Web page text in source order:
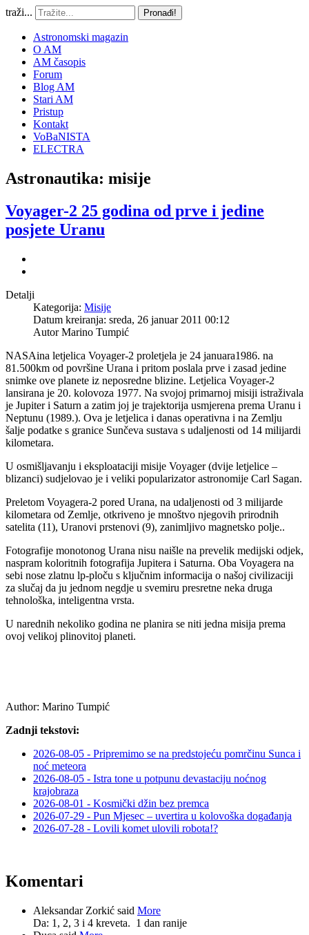
traži... Pronađi!
Astronomski magazin
O AM
AM časopis
Forum
Blog AM
Stari AM
Pristup
Kontakt
VoBaNISTA
ELECTRA
Astronautika: misije
Voyager-2 25 godina od prve i jedine
posjete Uranu
Detalji
Kategorija: Misije
Datum kreiranja: sreda, 26 januar 2011 00:12
AutorMarino Tumpić
NASAina letjelica Voyager-2 proletjela je 24 januara1986. na
81.500km od površine Urana i pritom poslala prve i zasad jedine
snimke ove planete iz neposredne blizine. Letjelica Voyager-2
lansirana je 20. kolovoza 1977. Na svojoj primarnoj misiji istraživala
je Jupiter i Saturn a zatim joj je trajektorija usmjerena prema Uranu i
Neptunu (1989.). Ova je letjelica i danas operativna i na Zemlju
šalje podatke s granice Sunčeva sustava s udaljenosti od 14 milijardi
kilometara.
U osmišljavanju i eksploataciji misije Voyager (dvije letjelice –
blizanci) sudjelovao je i veliki popularizator astronomije Carl Sagan.
Preletom Voyagera-2 pored Urana, na udaljenosti od 3 milijarde
kilometara od Zemlje, otkriveno je mnoštvo njegovih prirodnih
satelita (11), Uranovi prstenovi (9), zanimljivo magnetsko polje..
Fotografije monotonog Urana nisu naišle na prevelik medijski odjek,
naspram koloritnih fotografija Jupitera i Saturna. Oba Voyagera na
sebi nose zlatnu lp-ploču s ključnim informacija o našoj civilizaciji
za slučaj da ju jednom negdje u svemiru presretne neka druga
tehnološka, inteligentna vrsta.
U narednih nekoliko godina ne planira se niti jedna misija prema
ovoj velikoj plinovitoj planeti.
Author: Marino Tumpić
Zadnji tekstovi:
2026-08-05 - Pripremimo se na predstojeću pomrčinu Sunca i
noć meteora
2026-08-05 - Istra tone u potpunu devastaciju noćnog
krajobraza
2026-08-01 - Kosmički džin bez premca
2026-07-29 - Pun Mjesec – uvertira u kolovoška događanja
2026-07-28 - Lovili komet ulovili robota!?
Komentari
Aleksandar Zorkić said More
Da: 1, 2, 3 i 4 kreveta. 1 dan ranije